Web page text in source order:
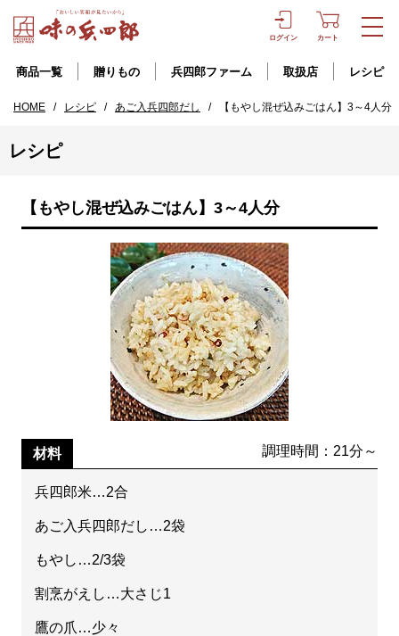
ログイン カート
商品一覧 贈りもの 兵四郎ファーム 取扱店 レシピ
HOME / レシピ / あご入兵四郎だし / 【もやし混ぜ込みごはん】3～4人分
レシピ
【もやし混ぜ込みごはん】3～4人分
材料 調理時間：21分～
兵四郎米…2合
あご入兵四郎だし…2袋
もやし…2/3袋
割烹がえし…大さじ1
鷹の爪…少々